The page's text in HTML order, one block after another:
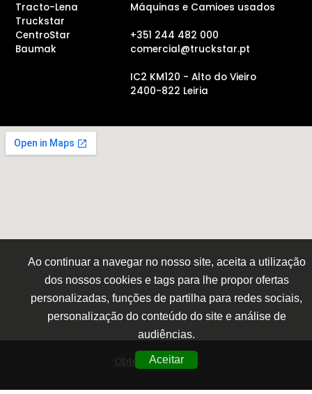
Ao continuar a navegar no nosso site, aceita a utilização
dos nossos cookies e tags para lhe propor ofertas
personalizadas, funções de partilha para redes sociais,
personalização do conteúdo do site e análise de
audiências.
Aceitar
Tracto-Lena
Truckstar
CentroStar
Baumak
Máquinas e Camioes usados
+351 244 482 000
comercial@truckstar.pt
IC2 KM120 - Alto do Vieiro
2400-822 Leiria
Obter Direções